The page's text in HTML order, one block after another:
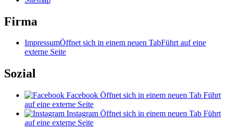
Firma
ImpressumÖffnet sich in einem neuen TabFührt auf eine
externe Seite
Sozial
Facebook Öffnet sich in einem neuen Tab Führt
auf eine externe Seite
Instagram Öffnet sich in einem neuen Tab Führt
auf eine externe Seite